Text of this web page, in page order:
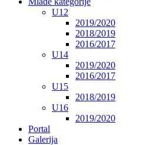
U12
2019/2020
2018/2019
2016/2017
U14
2019/2020
2016/2017
U15
2018/2019
U16
2019/2020
Portal
Galerija